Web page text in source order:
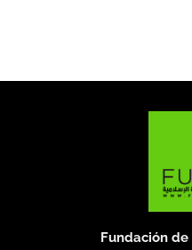
Fundación